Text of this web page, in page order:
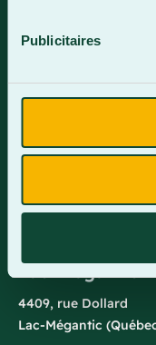
Publicitaires
1150, boul. Vachon
Horaire de la
418 387-8896
Lac-Mégantic
4409, rue Dollard
Lac-Mégantic